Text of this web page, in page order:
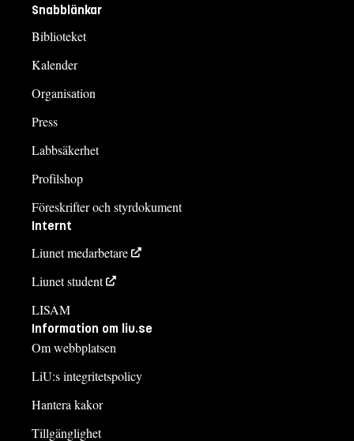
Snabblänkar
Biblioteket
Kalender
Organisation
Press
Labbsäkerhet
Profilshop
Föreskrifter och styrdokument
Internt
Liunet medarbetare
Liunet student
LISAM
Information om liu.se
Om webbplatsen
LiU:s integritetspolicy
Hantera kakor
Tillgänglighet